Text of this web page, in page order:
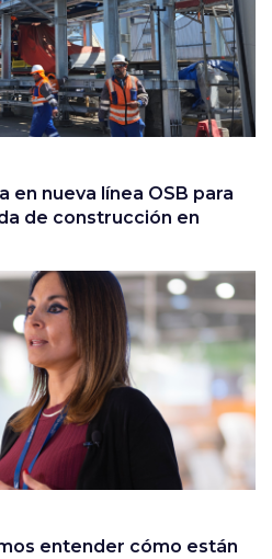
en nueva línea OSB para
de construcción en
entender cómo están